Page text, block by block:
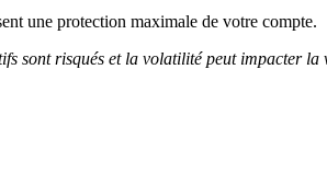
une protection maximale de votre compte.
sont risqués et la volatilité peut impacter la